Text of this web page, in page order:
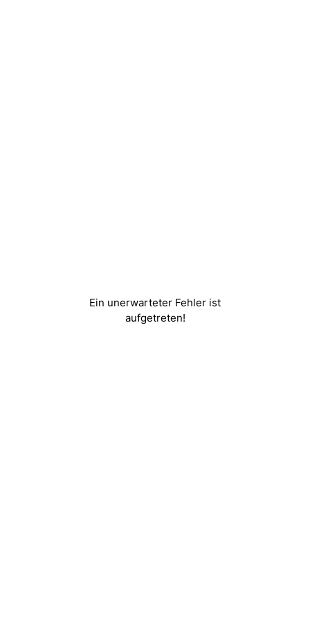
Ein unerwarteter Fehler ist
aufgetreten!